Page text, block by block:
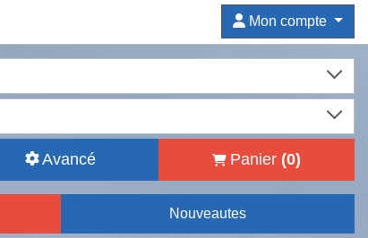
Mon compte
Avancé Panier (0)
Nouveautes